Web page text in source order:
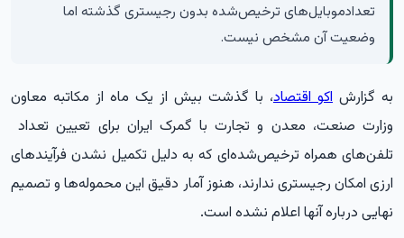
تعدادموبایل‌های ترخیص‌شده بدون رجیستری گذشته اما
وضعیت آن مشخص نیست.
به گزارش اکو اقتصاد، با گذشت بیش از یک ماه از مکاتبه معاون
وزارت صنعت، معدن و تجارت با گمرک ایران برای تعیین تعداد
تلفن‌های همراه ترخیص‌شده‌ای که به دلیل تکمیل نشدن فرآیندهای
ارزی امکان رجیستری ندارند، هنوز آمار دقیق این محموله‌ها و تصمیم
نهایی درباره آنها اعلام نشده است.